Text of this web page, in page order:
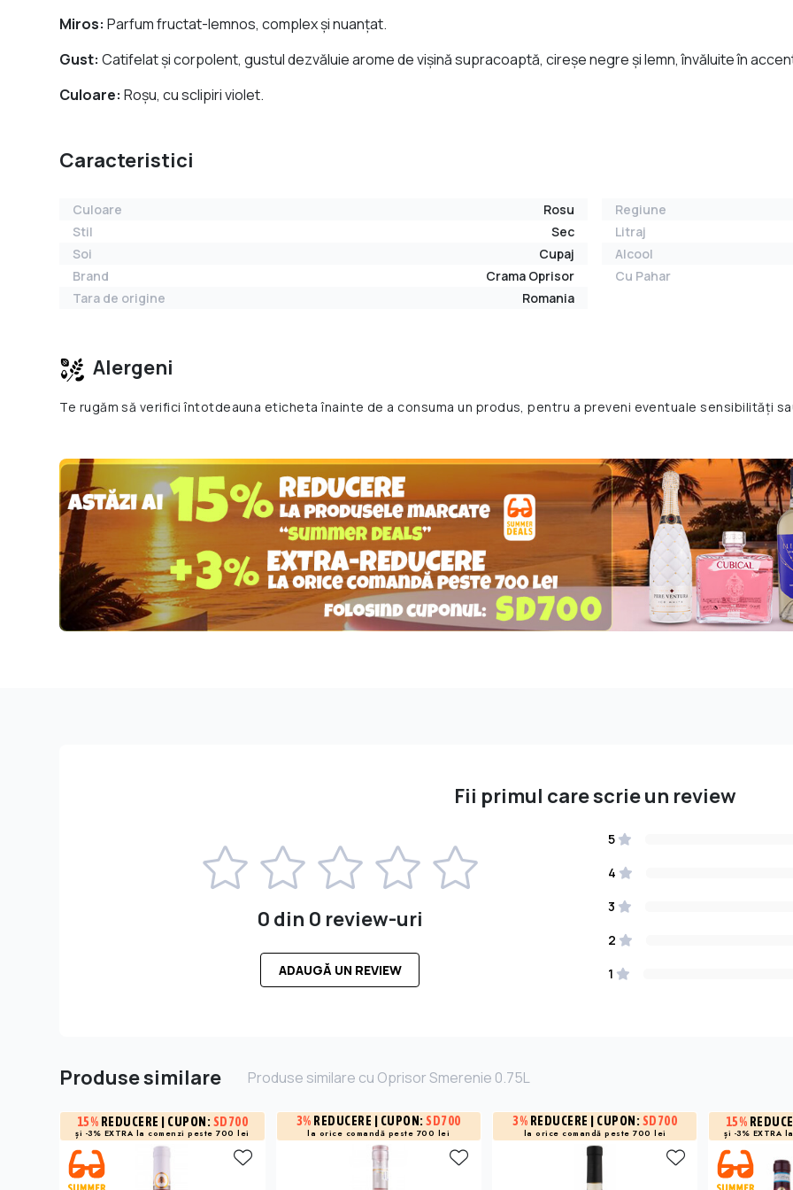
Miros:Parfum fructat-lemnos, complex şi nuanţat.
Gust:Catifelat şi corpolent, gustul dezvăluie arome de vişină supracoaptă, cireşe negre şi lemn, învăluite în
Culoare: Roşu, cu sclipiri violet.
Caracteristici
Culoare
Rosu
Stil
Sec
Soi
Cupaj
Brand
Crama Oprisor
Tara de origine
Romania
Regiune
Litraj
Alcool
Cu Pahar
Alergeni
Te rugăm să verifici întotdeauna eticheta înainte de a consuma un produs, pentru a preveni eventuale sensibilități
Fii primul care scrie un review
0 din 0 review-uri
ADAUGĂ UN REVIEW
5
4
3
2
1
Produse similare Produse similare cu Oprisor Smerenie 0.75L
15% REDUCERE | CUPON: SD700
și -3% EXTRA la comenzi peste 700 lei
3% REDUCERE | CUPON:SD700
la orice comandă peste 700 lei
3% REDUCERE | CUPON: SD700
la orice comandă peste 700 lei
15%
și -3% EXTRA la